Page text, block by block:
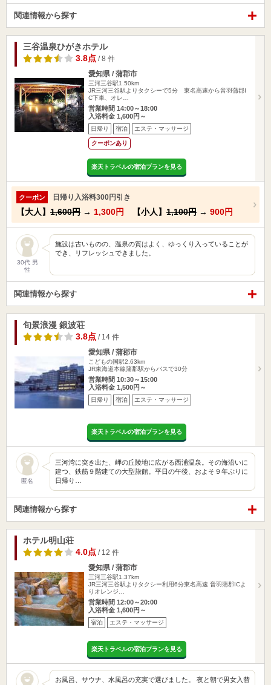
関連情報から探す
三谷温泉ひがきホテル
3.8点 / 8 件
愛知県 / 蒲郡市
三河三谷駅1.50km
JR三河三谷駅よりタクシーで5分 東名高速から音羽蒲郡I
C下車、オレ…
営業時間 14:00～18:00
入浴料金 1,600円～
日帰り 宿泊 エステ・マッサージ
クーポンあり
楽天トラベルの宿泊プランを見る
クーポン 日帰り入浴料300円引き
【大人】 1,600円 → 1,300円 【小人】 1,100円 → 900円
30代 男
性
施設は古いものの、温泉の質はよく、ゆっくり入っていることが
でき、リフレッシュできました。
関連情報から探す
旬景浪漫 銀波荘
3.8点 / 14 件
愛知県 / 蒲郡市
こどもの国駅2.63km
JR東海道本線蒲郡駅からバスで30分
営業時間 10:30～15:00
入浴料金 1,500円～
日帰り 宿泊 エステ・マッサージ
楽天トラベルの宿泊プランを見る
匿名
三河湾に突き出た、岬の丘陵地に広がる西浦温泉。その海沿いに
建つ、鉄筋９階建ての大型旅館。平日の午後、およそ９年ぶりに
日帰り…
関連情報から探す
ホテル明山荘
4.0点 / 12 件
愛知県 / 蒲郡市
三河三谷駅1.37km
JR三河三谷駅よりタクシー利用6分東名高速 音羽蒲郡ICよ
りオレンジ…
営業時間 12:00～20:00
入浴料金 1,600円～
宿泊 エステ・マッサージ
楽天トラベルの宿泊プランを見る
お風呂、サウナ、水風呂の充実で選びました。 夜と朝で男女入替